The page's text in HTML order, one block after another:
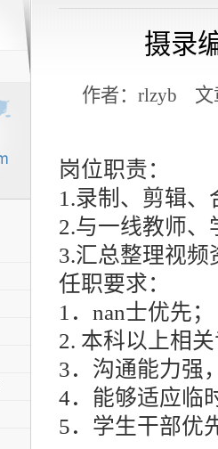
摄录
作者：rlzyb
岗位职责：
1.录制、剪辑、
2.与一线教师
3.汇总整理视
任职要求：
1．nan士优先；
2. 本科以上相
3．沟通能力强
4．能够适应临
5．学生干部优